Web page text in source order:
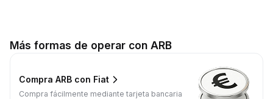
Más formas de operar con ARB
Compra ARB con Fiat
Compra fácilmente mediante tarjeta bancaria